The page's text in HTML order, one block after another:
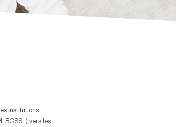
institutions
BCSS…) vers les